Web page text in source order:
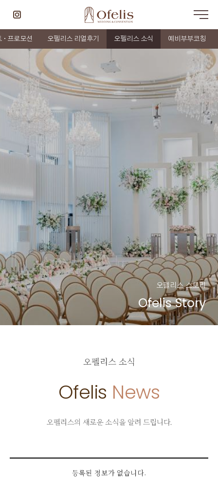
· 프로모션 오펠리스 리얼후기 오펠리스 소식 예비부부코칭
오펠리스 스토리
Ofelis Story
오펠리스 소식
Ofelis News
오펠리스의 새로운 소식을 알려 드립니다.
등록된 정보가 없습니다.